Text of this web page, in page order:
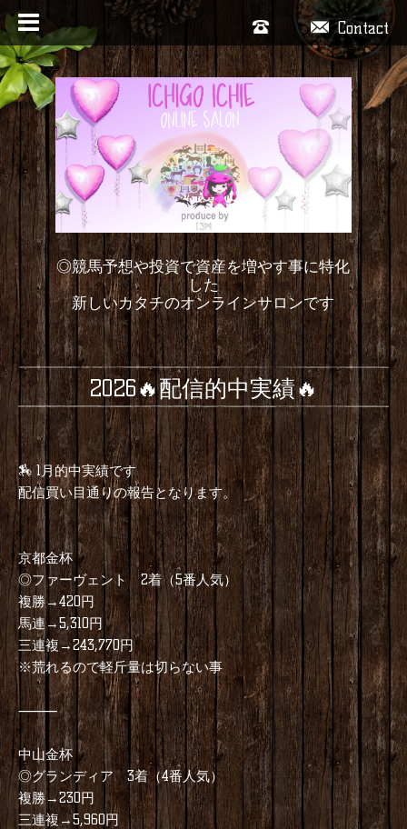
Contact
◎競馬予想や投資で資産を増やす事に特化
した
新しいカタチのオンラインサロンです
2026🔥配信的中実績🔥
🏇 1月的中実績です
配信買い目通りの報告となります。
京都金杯
◎ファーヴェント 2着（5番人気）
複勝→420円
馬連→5,310円
三連複→243,770円
※荒れるので軽斤量は切らない事
⸻
中山金杯
◎グランディア 3着（4番人気）
複勝→230円
三連複→5,960円